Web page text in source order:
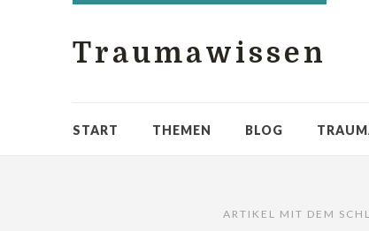
Traumawissen
START THEMEN BLOG
ARTIKEL MIT DEM